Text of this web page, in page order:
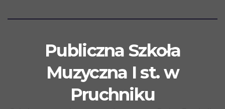
Publiczna Szkoła
Muzyczna I st. w
Pruchniku